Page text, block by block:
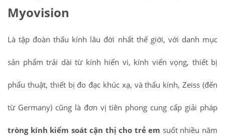
Myovision
Là tập đoàn thấu kính lâu đời nhất thế giới, với danh mục
sản phẩm trải dài từ kính hiển vi, kính viển vọng, thiết bị
phẩu thuật, thiết bị đo đạc khúc xạ, và thấu kính, Zeiss (đến
từ Germany) cũng là đơn vị tiên phong cung cấp giải pháp
tròng kính kiểm soát cận thị cho trẻ em suốt nhiều năm